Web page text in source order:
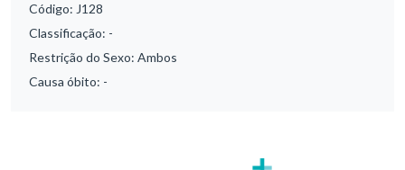
Código: J128
Classificação: -
Restrição do Sexo: Ambos
Causa óbito: -